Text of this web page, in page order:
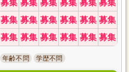
募集 募集 募集 募集 募集 募集
募集 募集 募集 募集 募集 募集
募集 募集 募集 募集 募集 募集
年齢不問 学歴不問